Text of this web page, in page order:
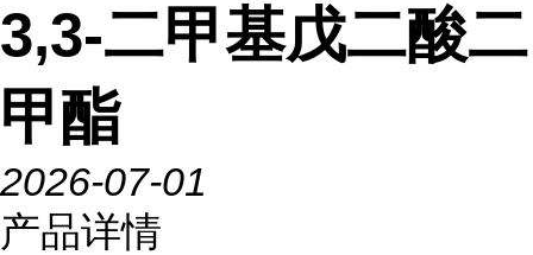
3,3-二甲基戊二酸二
甲酯
2026-07-01
产品详情